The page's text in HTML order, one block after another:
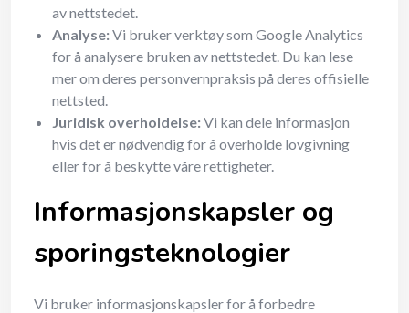
av nettstedet.
Analyse:Vi bruker verktøy som Google Analytics
for å analysere bruken av nettstedet. Du kan lese
mer om deres personvernpraksis på deres offisielle
nettsted.
Juridisk overholdelse:Vi kan dele informasjon
hvis det er nødvendig for å overholde lovgivning
eller for å beskytte våre rettigheter.
Informasjonskapsler og
sporingsteknologier
Vi bruker informasjonskapsler for å forbedre